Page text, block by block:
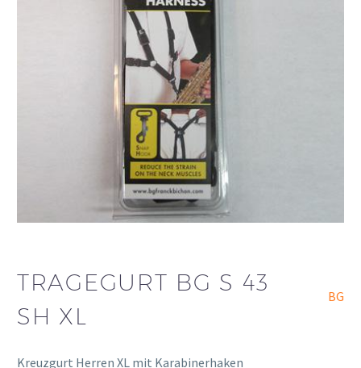
TRAGEGURT BG S 43
SH XL
BG
Kreuzgurt Herren XL mit Karabinerhaken